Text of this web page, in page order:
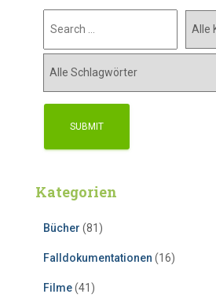
Kategorien
Bücher (81)
Falldokumentationen (16)
Filme(41)